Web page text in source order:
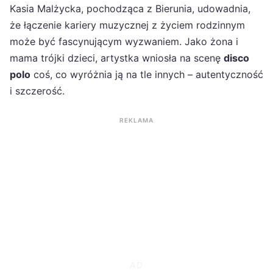
Kasia Malżycka, pochodząca z Bierunia, udowadnia,
że łączenie kariery muzycznej z życiem rodzinnym
może być fascynującym wyzwaniem. Jako żona i
mama trójki dzieci, artystka wniosła na scenę disco
polo coś, co wyróżnia ją na tle innych – autentyczność
i szczerość.
REKLAMA